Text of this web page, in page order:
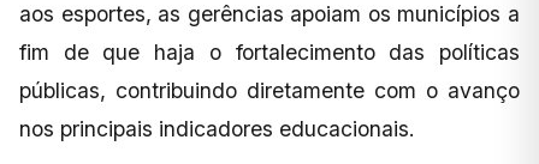
aos esportes, as gerências apoiam os municípios a
fim de que haja o fortalecimento das políticas
públicas, contribuindo diretamente com o avanço
nos principais indicadores educacionais.